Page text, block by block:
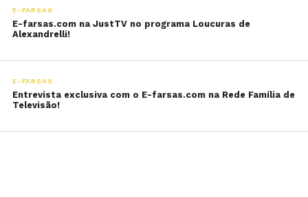
E-FARSAS
E-farsas.com na JustTV no programa Loucuras de
Alexandrelli!
E-FARSAS
Entrevista exclusiva com o E-farsas.com na Rede Família de
Televisão!